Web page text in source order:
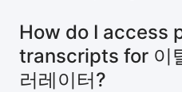
How do I access
transcripts for 이
러레이터?